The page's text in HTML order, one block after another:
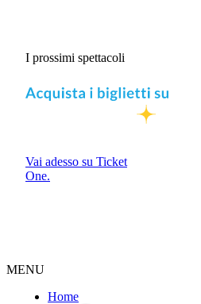
I prossimi spettacoli
Vai adesso su Ticket
One.
MENU
Home